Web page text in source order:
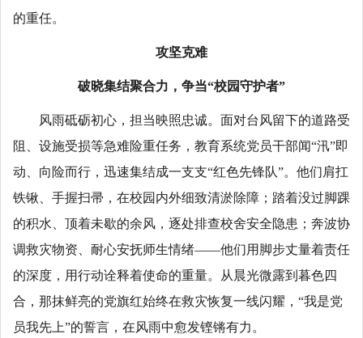
的重任。
攻坚克难
破晓集结聚合力，争当“校园守护者”
风雨砥砺初心，担当映照忠诚。面对台风留下的道路受
阻、设施受损等急难险重任务，教育系统党员干部闻“汛”即
动、向险而行，迅速集结成一支支“红色先锋队”。他们肩扛
铁锹、手握扫帚，在校园内外细致清淤除障；踏着没过脚踝
的积水、顶着未歇的余风，逐处排查校舍安全隐患；奔波协
调救灾物资、耐心安抚师生情绪——他们用脚步丈量着责任
的深度，用行动诠释着使命的重量。从晨光微露到暮色四
合，那抹鲜亮的党旗红始终在救灾恢复一线闪耀，“我是党
员我先上”的誓言，在风雨中愈发铿锵有力。